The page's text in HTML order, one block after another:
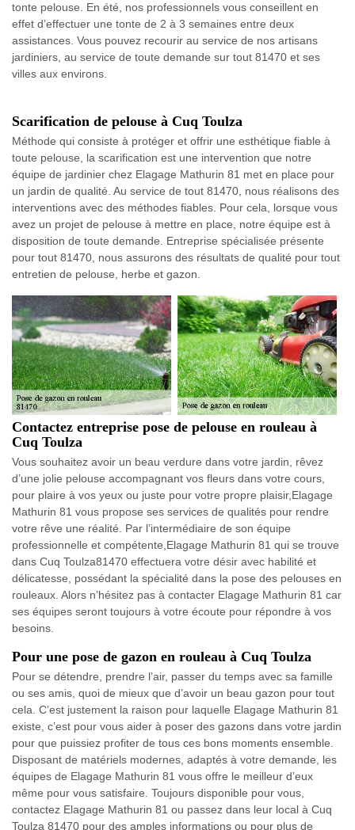
tonte pelouse. En été, nos professionnels vous conseillent en
effet d’effectuer une tonte de 2 à 3 semaines entre deux
assistances. Vous pouvez recourir au service de nos artisans
jardiniers, au service de toute demande sur tout 81470 et ses
villes aux environs.
Scarification de pelouse à Cuq Toulza
Méthode qui consiste à protéger et offrir une esthétique fiable à
toute pelouse, la scarification est une intervention que notre
équipe de jardinier chez Elagage Mathurin 81 met en place pour
un jardin de qualité. Au service de tout 81470, nous réalisons des
interventions avec des méthodes fiables. Pour cela, lorsque vous
avez un projet de pelouse à mettre en place, notre équipe est à
disposition de toute demande. Entreprise spécialisée présente
pour tout 81470, nous assurons des résultats de qualité pour tout
entretien de pelouse, herbe et gazon.
Contactez entreprise pose de pelouse en rouleau à
Cuq Toulza
Vous souhaitez avoir un beau verdure dans votre jardin, rêvez
d’une jolie pelouse accompagnant vos fleurs dans votre cours,
pour plaire à vos yeux ou juste pour votre propre plaisir,Elagage
Mathurin 81 vous propose ses services de qualités pour rendre
votre rêve une réalité. Par l’intermédiaire de son équipe
professionnelle et compétente,Elagage Mathurin 81 qui se trouve
dans Cuq Toulza81470 effectuera votre désir avec habilité et
délicatesse, possédant la spécialité dans la pose des pelouses en
rouleaux. Alors n’hésitez pas à contacter Elagage Mathurin 81 car
ses équipes seront toujours à votre écoute pour répondre à vos
besoins.
Pour une pose de gazon en rouleau à Cuq Toulza
Pour se détendre, prendre l’air, passer du temps avec sa famille
ou ses amis, quoi de mieux que d’avoir un beau gazon pour tout
cela. C’est justement la raison pour laquelle Elagage Mathurin 81
existe, c’est pour vous aider à poser des gazons dans votre jardin
pour que puissiez profiter de tous ces bons moments ensemble.
Disposant de matériels modernes, adaptés à votre demande, les
équipes de Elagage Mathurin 81 vous offre le meilleur d’eux
même pour vous satisfaire. Toujours disponible pour vous,
contactez Elagage Mathurin 81 ou passez dans leur local à Cuq
Toulza 81470 pour des amples informations ou pour plus de